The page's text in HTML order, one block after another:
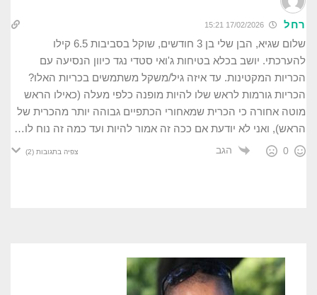
רחל 17/02/2026 15:21
שלום שגיא, הבן שלי בן 3 חודשים, שוקל בסביבות 6.5 קילו
להערכתי. יושב בכלא בטיחות ג'ואי סטדי נגד כיוון הנסיעה עם
הכריות המקטינות. עד איזה גיל/משקל משתמשים בכריות האלו?
הכריות גורמות לראש שלו להיות מופנה כלפי מעלה (כאילו הראש
מוטה אחורה כי הכרית שמאחורי הכתפיים גבוהה יותר מהכרית של
הראש), ואני לא יודעת אם ככה זה אמור להיות ועד כמה זה נוח לו…
0 הגב צפיה בתגובות (2)